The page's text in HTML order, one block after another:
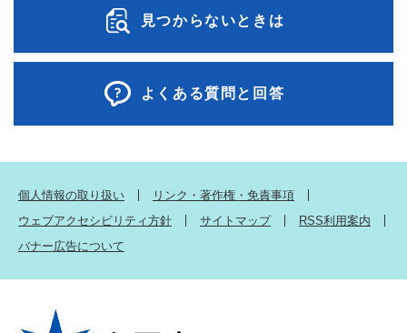
見つからないときは
よくある質問と回答
個人情報の取り扱い
リンク・著作権・免責事項
ウェブアクセシビリティ方針
サイトマップ
RSS利用案内
バナー広告について